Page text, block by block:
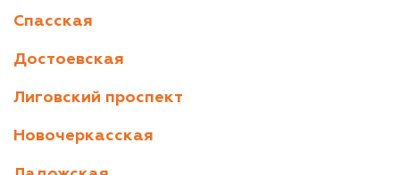
Спасская
Достоевская
Лиговский проспект
Новочеркасская